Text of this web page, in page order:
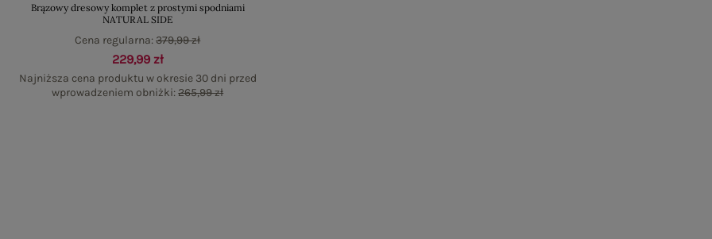
Brązowy dresowy komplet z prostymi spodniami
NATURAL SIDE
229,99 zł
Najniższa cena produktu w okresie 30 dni przed
wprowadzeniem obniżki:265,99 zł
Cena regularna:379,99 zł